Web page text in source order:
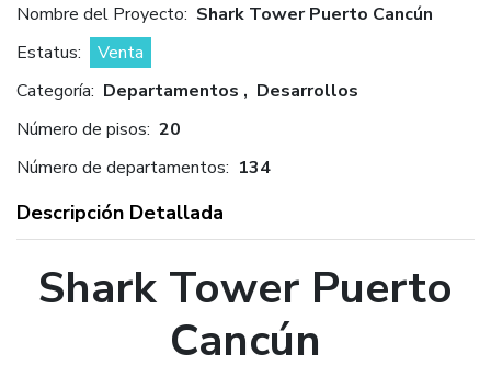
Nombre del Proyecto: Shark Tower Puerto Cancún
Estatus:
Venta
Categoría: Departamentos , Desarrollos
Número de pisos: 20
Número de departamentos: 134
Descripción Detallada
Shark Tower Puerto
Cancún